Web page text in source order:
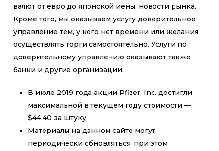
валют от евро до японской иены, новости рынка.
Кроме того, мы оказываем услугу доверительное
управление тем, у кого нет времени или желания
осуществлять торги самостоятельно. Услуги по
доверительному управлению оказывают также
банки и другие организации.
В июле 2019 года акции Pfizer, Inc. достигли
максимальной в текущем году стоимости —
$44,40 за штуку.
Материалы на данном сайте могут
периодически обновляться, при этом